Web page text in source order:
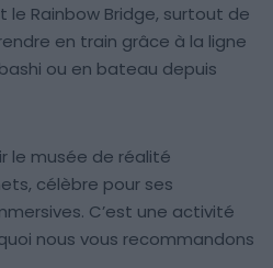
le Rainbow Bridge, surtout de
en train grâce à la ligne
ou en bateau depuis
le musée de réalité
célèbre pour ses
C’est une activité
nous vous recommandons